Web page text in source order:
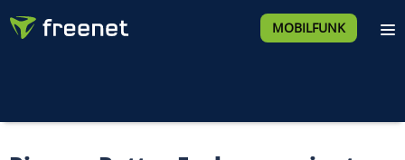
MOBILFUNK